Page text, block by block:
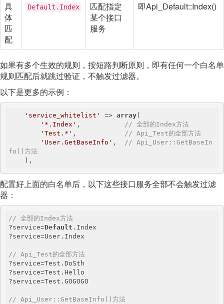
具
体
匹
配
Default.Index
匹配指定
某个接口
服务
即Api_Default::Index()
如果有多个生效的规则，按短路判断原则，即有任何一个白名单
规则匹配后就跳过验证，不触发过滤器。
以下是更多的示例：
'service_whitelist' => array(
'*.Index' , // 全部的Index方法
'Test.*' , // Api_Test的全部方法
'User.GetBaseInfo' , // Api_User::GetBaseIn
fo()方法
    ),
配置好上面的白名单后，以下这些接口服务全部不会触发过滤
器：
// 全部的Index方法
?service=Default .Index
?service=User.Index
// Api_Test的全部方法
?service=Test.DoSth
?service=Test.Hello
?service=Test.GOGOGO
// Api_User::GetBaseInfo()方法